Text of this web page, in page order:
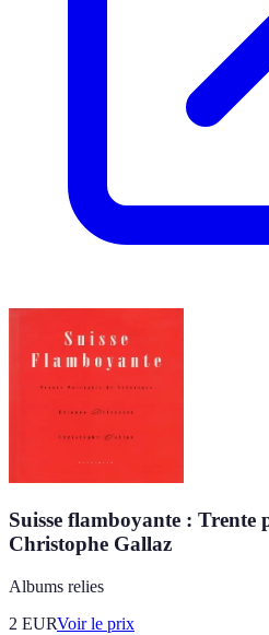
Suisse flamboyante : Trente
Christophe Gallaz
Albums relies
2 EURVoir le prix